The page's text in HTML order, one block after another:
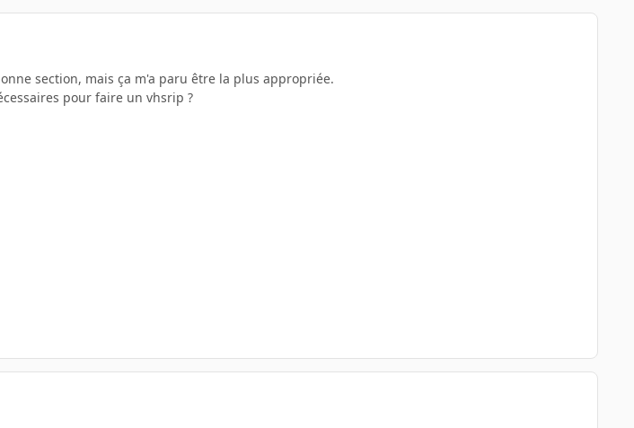
section, mais ça m'a paru être la plus appropriée.
pour faire un vhsrip ?